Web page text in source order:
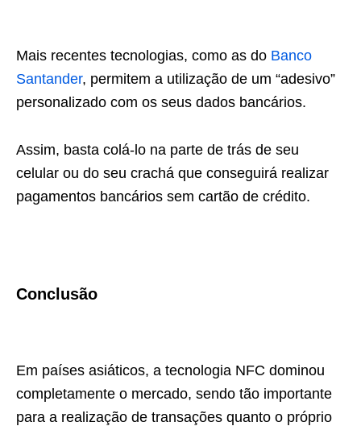
Mais recentes tecnologias, como as do Banco
Santander, permitem a utilização de um “adesivo”
personalizado com os seus dados bancários.
Assim, basta colá-lo na parte de trás de seu
celular ou do seu crachá que conseguirá realizar
pagamentos bancários sem cartão de crédito.
Conclusão
Em países asiáticos, a tecnologia NFC dominou
completamente o mercado, sendo tão importante
para a realização de transações quanto o próprio